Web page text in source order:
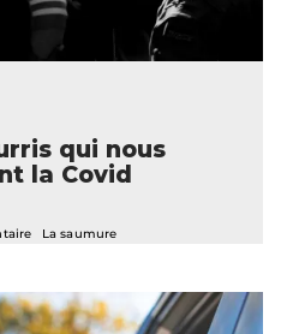
qui nous
la Covid
La saumure